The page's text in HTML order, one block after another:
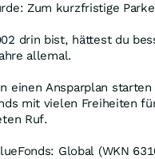
Zum kurzfristige
drin bist, hättest du
allemal.
einen Ansparplan
mit vielen Freiheiten
Ruf.
Global (WKN